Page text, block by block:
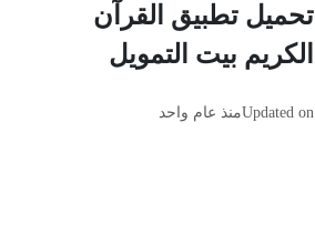
تحميل تطبيق القرآن
الكريم بيت التمويل
Updated onمنذ عام واحد